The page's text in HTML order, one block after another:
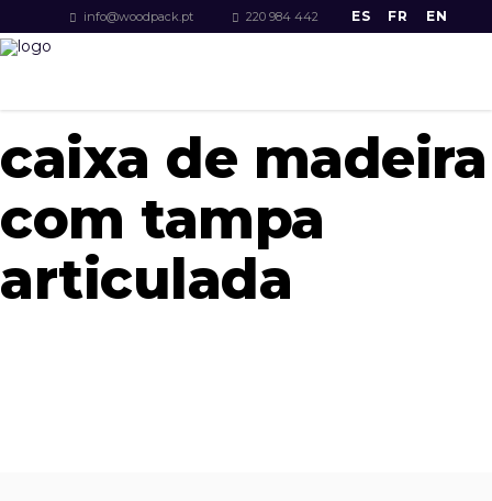
info@woodpack.pt 220 984 442 ES FR EN
caixa de madeira
com tampa
articulada